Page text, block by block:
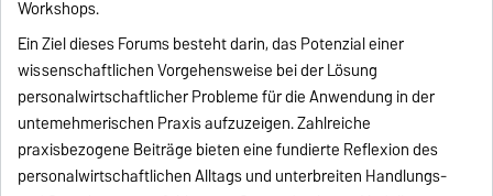
Workshops.
Ein Ziel dieses Forums besteht darin, das Potenzial einer
wissenschaftlichen Vorgehensweise bei der Lösung
personalwirtschaftlicher Probleme für die Anwendung in der
untemehmerischen Praxis aufzuzeigen. Zahlreiche
praxisbezogene Beiträge bieten eine fundierte Reflexion des
personalwirtschaftlichen Alltags und unterbreiten Handlungs-